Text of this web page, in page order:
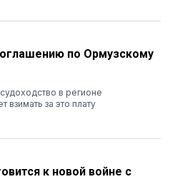
по Ормузскому
в регионе
взимать за это плату
к новой войне с